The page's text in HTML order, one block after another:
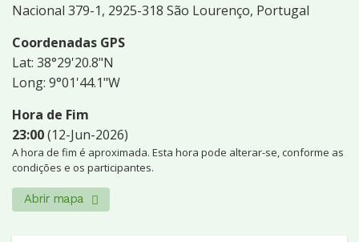
Nacional 379-1, 2925-318 São Lourenço, Portugal
Coordenadas GPS
Lat: 38°29'20.8"N
Long: 9°01'44.1"W
Hora de Fim
23:00(12-Jun-2026)
A hora de fim é aproximada. Esta hora pode alterar-se, conforme as
condições e os participantes.
Abrir mapa